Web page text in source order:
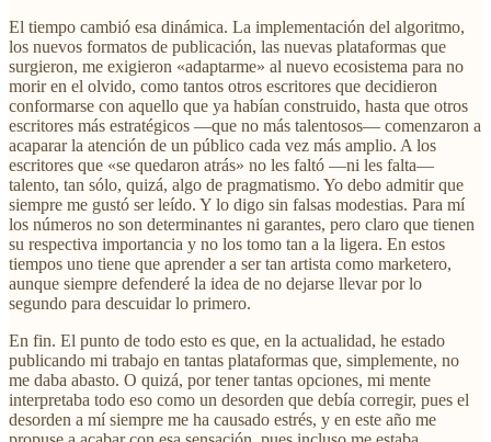
El tiempo cambió esa dinámica. La implementación del algoritmo,
los nuevos formatos de publicación, las nuevas plataformas que
surgieron, me exigieron «adaptarme» al nuevo ecosistema para no
morir en el olvido, como tantos otros escritores que decidieron
conformarse con aquello que ya habían construido, hasta que otros
escritores más estratégicos —que no más talentosos— comenzaron a
acaparar la atención de un público cada vez más amplio. A los
escritores que «se quedaron atrás» no les faltó —ni les falta—
talento, tan sólo, quizá, algo de pragmatismo. Yo debo admitir que
siempre me gustó ser leído. Y lo digo sin falsas modestias. Para mí
los números no son determinantes ni garantes, pero claro que tienen
su respectiva importancia y no los tomo tan a la ligera. En estos
tiempos uno tiene que aprender a ser tan artista como marketero,
aunque siempre defenderé la idea de no dejarse llevar por lo
segundo para descuidar lo primero.
En fin. El punto de todo esto es que, en la actualidad, he estado
publicando mi trabajo en tantas plataformas que, simplemente, no
me daba abasto. O quizá, por tener tantas opciones, mi mente
interpretaba todo eso como un desorden que debía corregir, pues el
desorden a mí siempre me ha causado estrés, y en este año me